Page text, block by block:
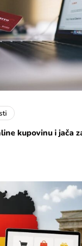
kupovinu i jača